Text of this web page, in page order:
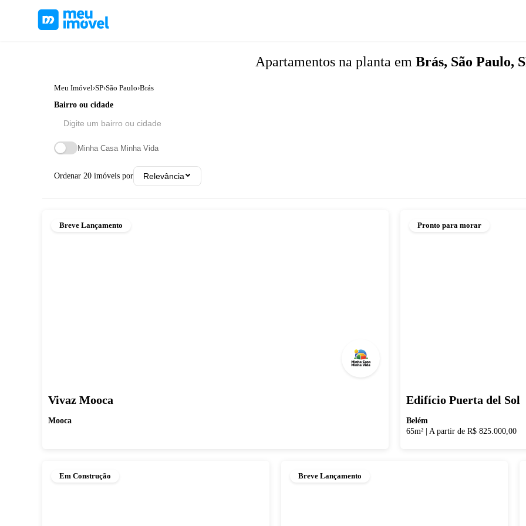
Apartamentos na planta em Brás, São Paulo,
Meu Imóvel›SP›São Paulo›Brás
Bairro ou cidade
Minha Casa Minha Vida
Ordenar 20 imóveis por Relevância
Breve Lançamento
Vivaz Mooca
Mooca
Pronto para morar
Edifício Puerta del Sol
Belém
65m²| A partir de R$ 825.000,00
Em Construção Breve Lançamento